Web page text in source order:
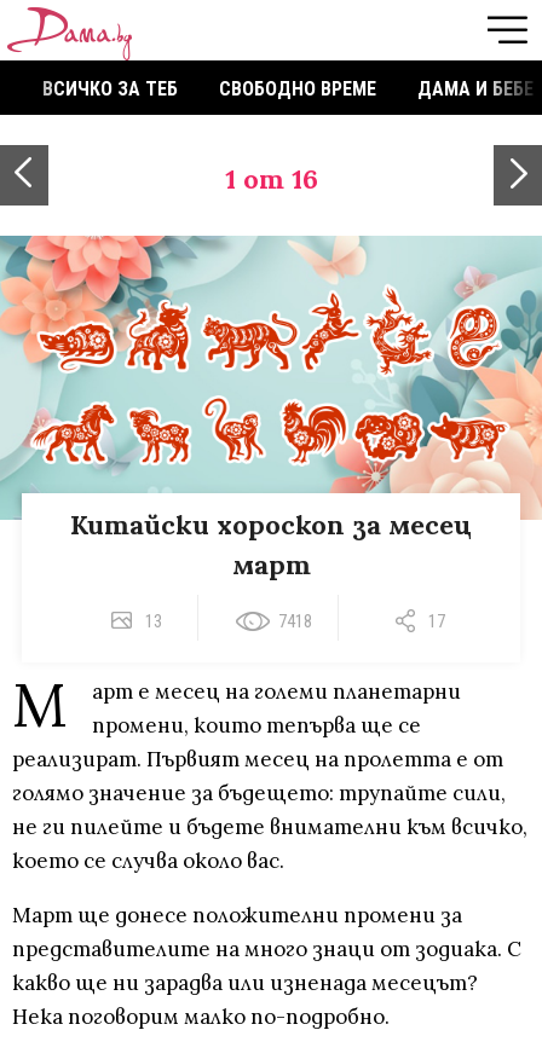
ВСИЧКО ЗА ТЕБ СВОБОДНО ВРЕМЕ ДАМА И БЕБЕ
1 от 16
Китайски хороскоп за месец
март
13 7418 17
М
арт е месец на големи планетарни
промени, които тепърва ще се
реализират. Първият месец на пролетта е от
голямо значение за бъдещето: трупайте сили,
не ги пилейте и бъдете внимателни към всичко,
което се случва около вас.
Март ще донесе положителни промени за
представителите на много знаци от зодиака. С
какво ще ни зарадва или изненада месецът?
Нека поговорим малко по-подробно.